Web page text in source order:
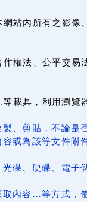
站內所有之影
權法、公平交
載具，利用瀏覽
、剪貼，不論是
或為該等文件附
碟、硬碟、電子
內容…等方式，